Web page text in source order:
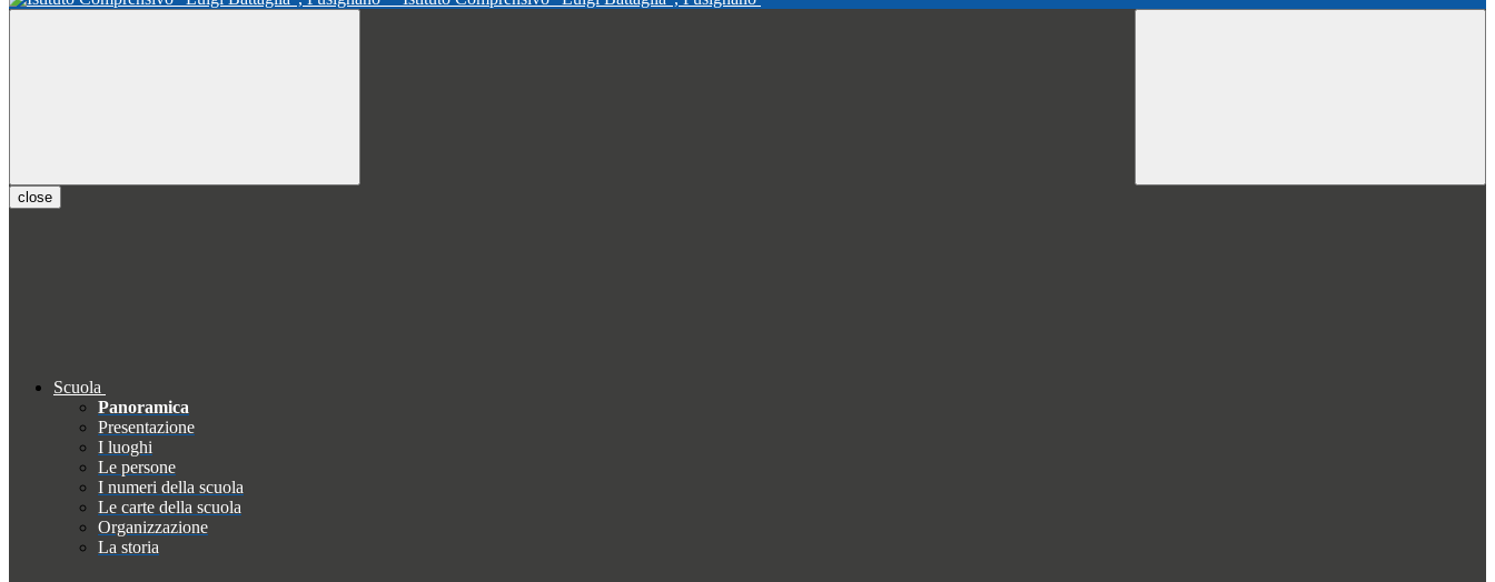
close
Scuola
Panoramica
Presentazione
I luoghi
Le persone
I numeri della scuola
Le carte della scuola
Organizzazione
La storia